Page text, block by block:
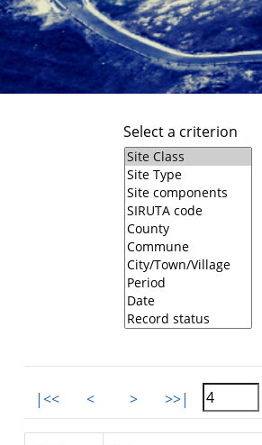
Select a criterion
|<< < > >>|